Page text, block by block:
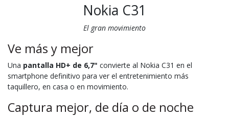
Nokia C31
El gran movimiento
Ve más y mejor
Una pantalla HD+ de 6,7" convierte al Nokia C31 en el
smartphone definitivo para ver el entretenimiento más
taquillero, en casa o en movimiento.
Captura mejor, de día o de noche